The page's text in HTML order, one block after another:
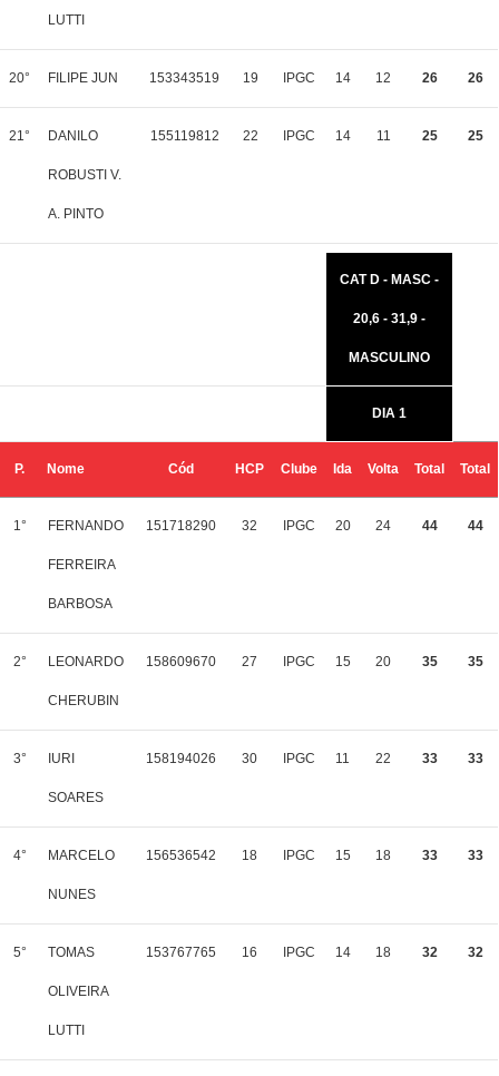
LUTTI
20° FILIPE JUN 153343519 19 IPGC 14 12 26 26
21° DANILO
ROBUSTI V.
A. PINTO
155119812 22 IPGC 14 11 25 25
CAT D - MASC -
20,6 - 31,9 -
MASCULINO
DIA 1
P. Nome Cód HCP Clube Ida Volta Total Total
1° FERNANDO
FERREIRA
BARBOSA
151718290 32 IPGC 20 24 44 44
2° LEONARDO
CHERUBIN
158609670 27 IPGC 15 20 35 35
3° IURI
SOARES
158194026 30 IPGC 11 22 33 33
4° MARCELO
NUNES
156536542 18 IPGC 15 18 33 33
5° TOMAS
OLIVEIRA
LUTTI
153767765 16 IPGC 14 18 32 32